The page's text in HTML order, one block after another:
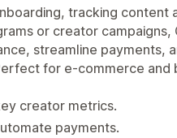
tracking content
or creator campaigns,
streamline payments,
for e-commerce and
creator metrics.
payments.